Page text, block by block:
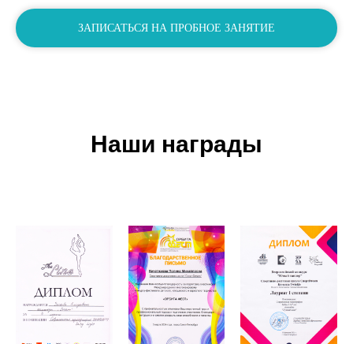
ЗАПИСАТЬСЯ НА ПРОБНОЕ ЗАНЯТИЕ
Наши награды